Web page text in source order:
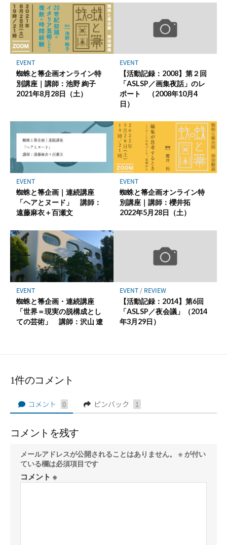
マ
ー
ク
に
保
存
EVENT
蜘蛛と箒企画オンライン特
別講座｜講師：池野 絢子
2021年8月28日（土）
EVENT
【活動記録：2008】第２回
「ASLSP／画集夜話」のレ
ポート （2008年10月4
日）
EVENT
蜘蛛と箒企画｜連続講座
「ヘアとヌード」 講師：
遠藤麻衣＋百瀬文
EVENT
蜘蛛と箒企画オンライン特
別講座｜講師：櫻井拓
2022年5月28日（土）
EVENT
蜘蛛と箒企画・連続講座
「世界＝現実の脱構成とし
ての芸術」 講師：沢山 遼
EVENT/ REVIEW
【活動記録：2014】第6回
「ASLSP／夜会議」（2014
年3月29日）
1件のコメント
コメント 0 ピンバック 1
コメントを残す
メールアドレスが公開されることはありません。
※が付い
ている欄は必須項目です
コメント ※